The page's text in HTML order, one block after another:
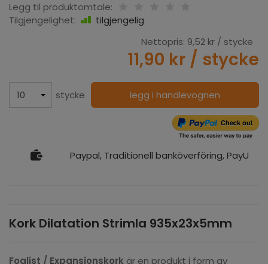
Legg til produktomtale:
Tilgjengelighet:
tilgjengelig
Nettopris: 9,52 kr / stycke
11,90 kr / stycke
stycke legg i handlevognen
Paypal, Traditionell banköverföring, PayU
Kork Dilatation Strimla 935x23x5mm
Foglist / Expansionskork är en produkt i form av